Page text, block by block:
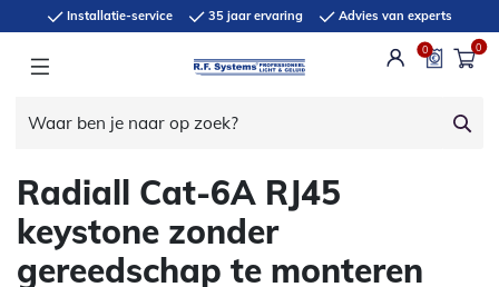
Installatie-service 35 jaar ervaring Advies van experts
0 0
Radiall Cat-6A RJ45
keystone zonder
gereedschap te monteren